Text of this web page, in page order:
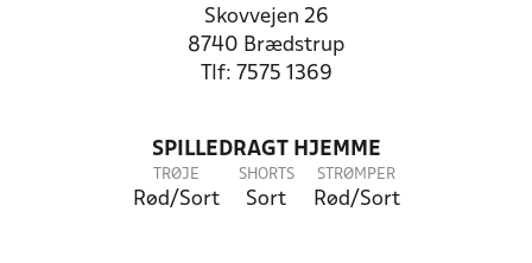
Skovvejen 26
8740 Brædstrup
Tlf: 7575 1369
SPILLEDRAGT HJEMME
TRØJE
Rød/Sort
SHORTS
Sort
STRØMPER
Rød/Sort